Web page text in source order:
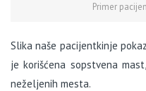
Primer
Slika naše pacijentkinje
je korišćena sopstvena
neželjenih mesta.